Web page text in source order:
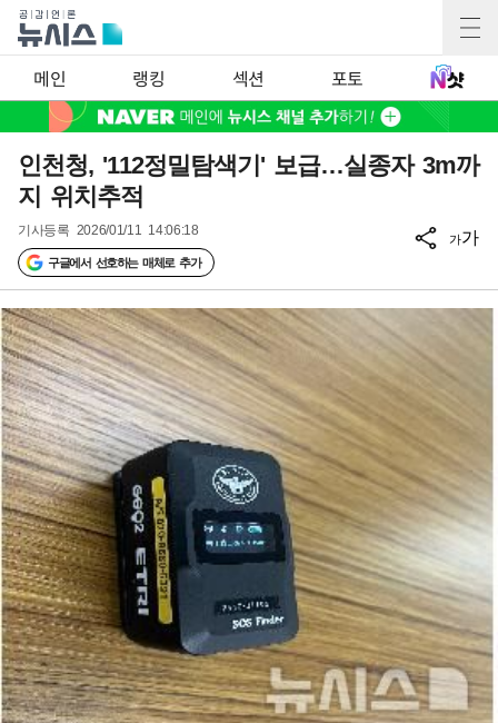
메인 랭킹 섹션 포토
인천청, '112정밀탐색기' 보급…실종자 3m까
지 위치추적
기사등록 2026/01/11 14:06:18
구글에서 선호하는 매체로 추가
가가